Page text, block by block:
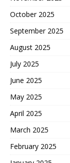
October 2025
September 2025
August 2025
July 2025
June 2025
May 2025
April 2025
March 2025
February 2025